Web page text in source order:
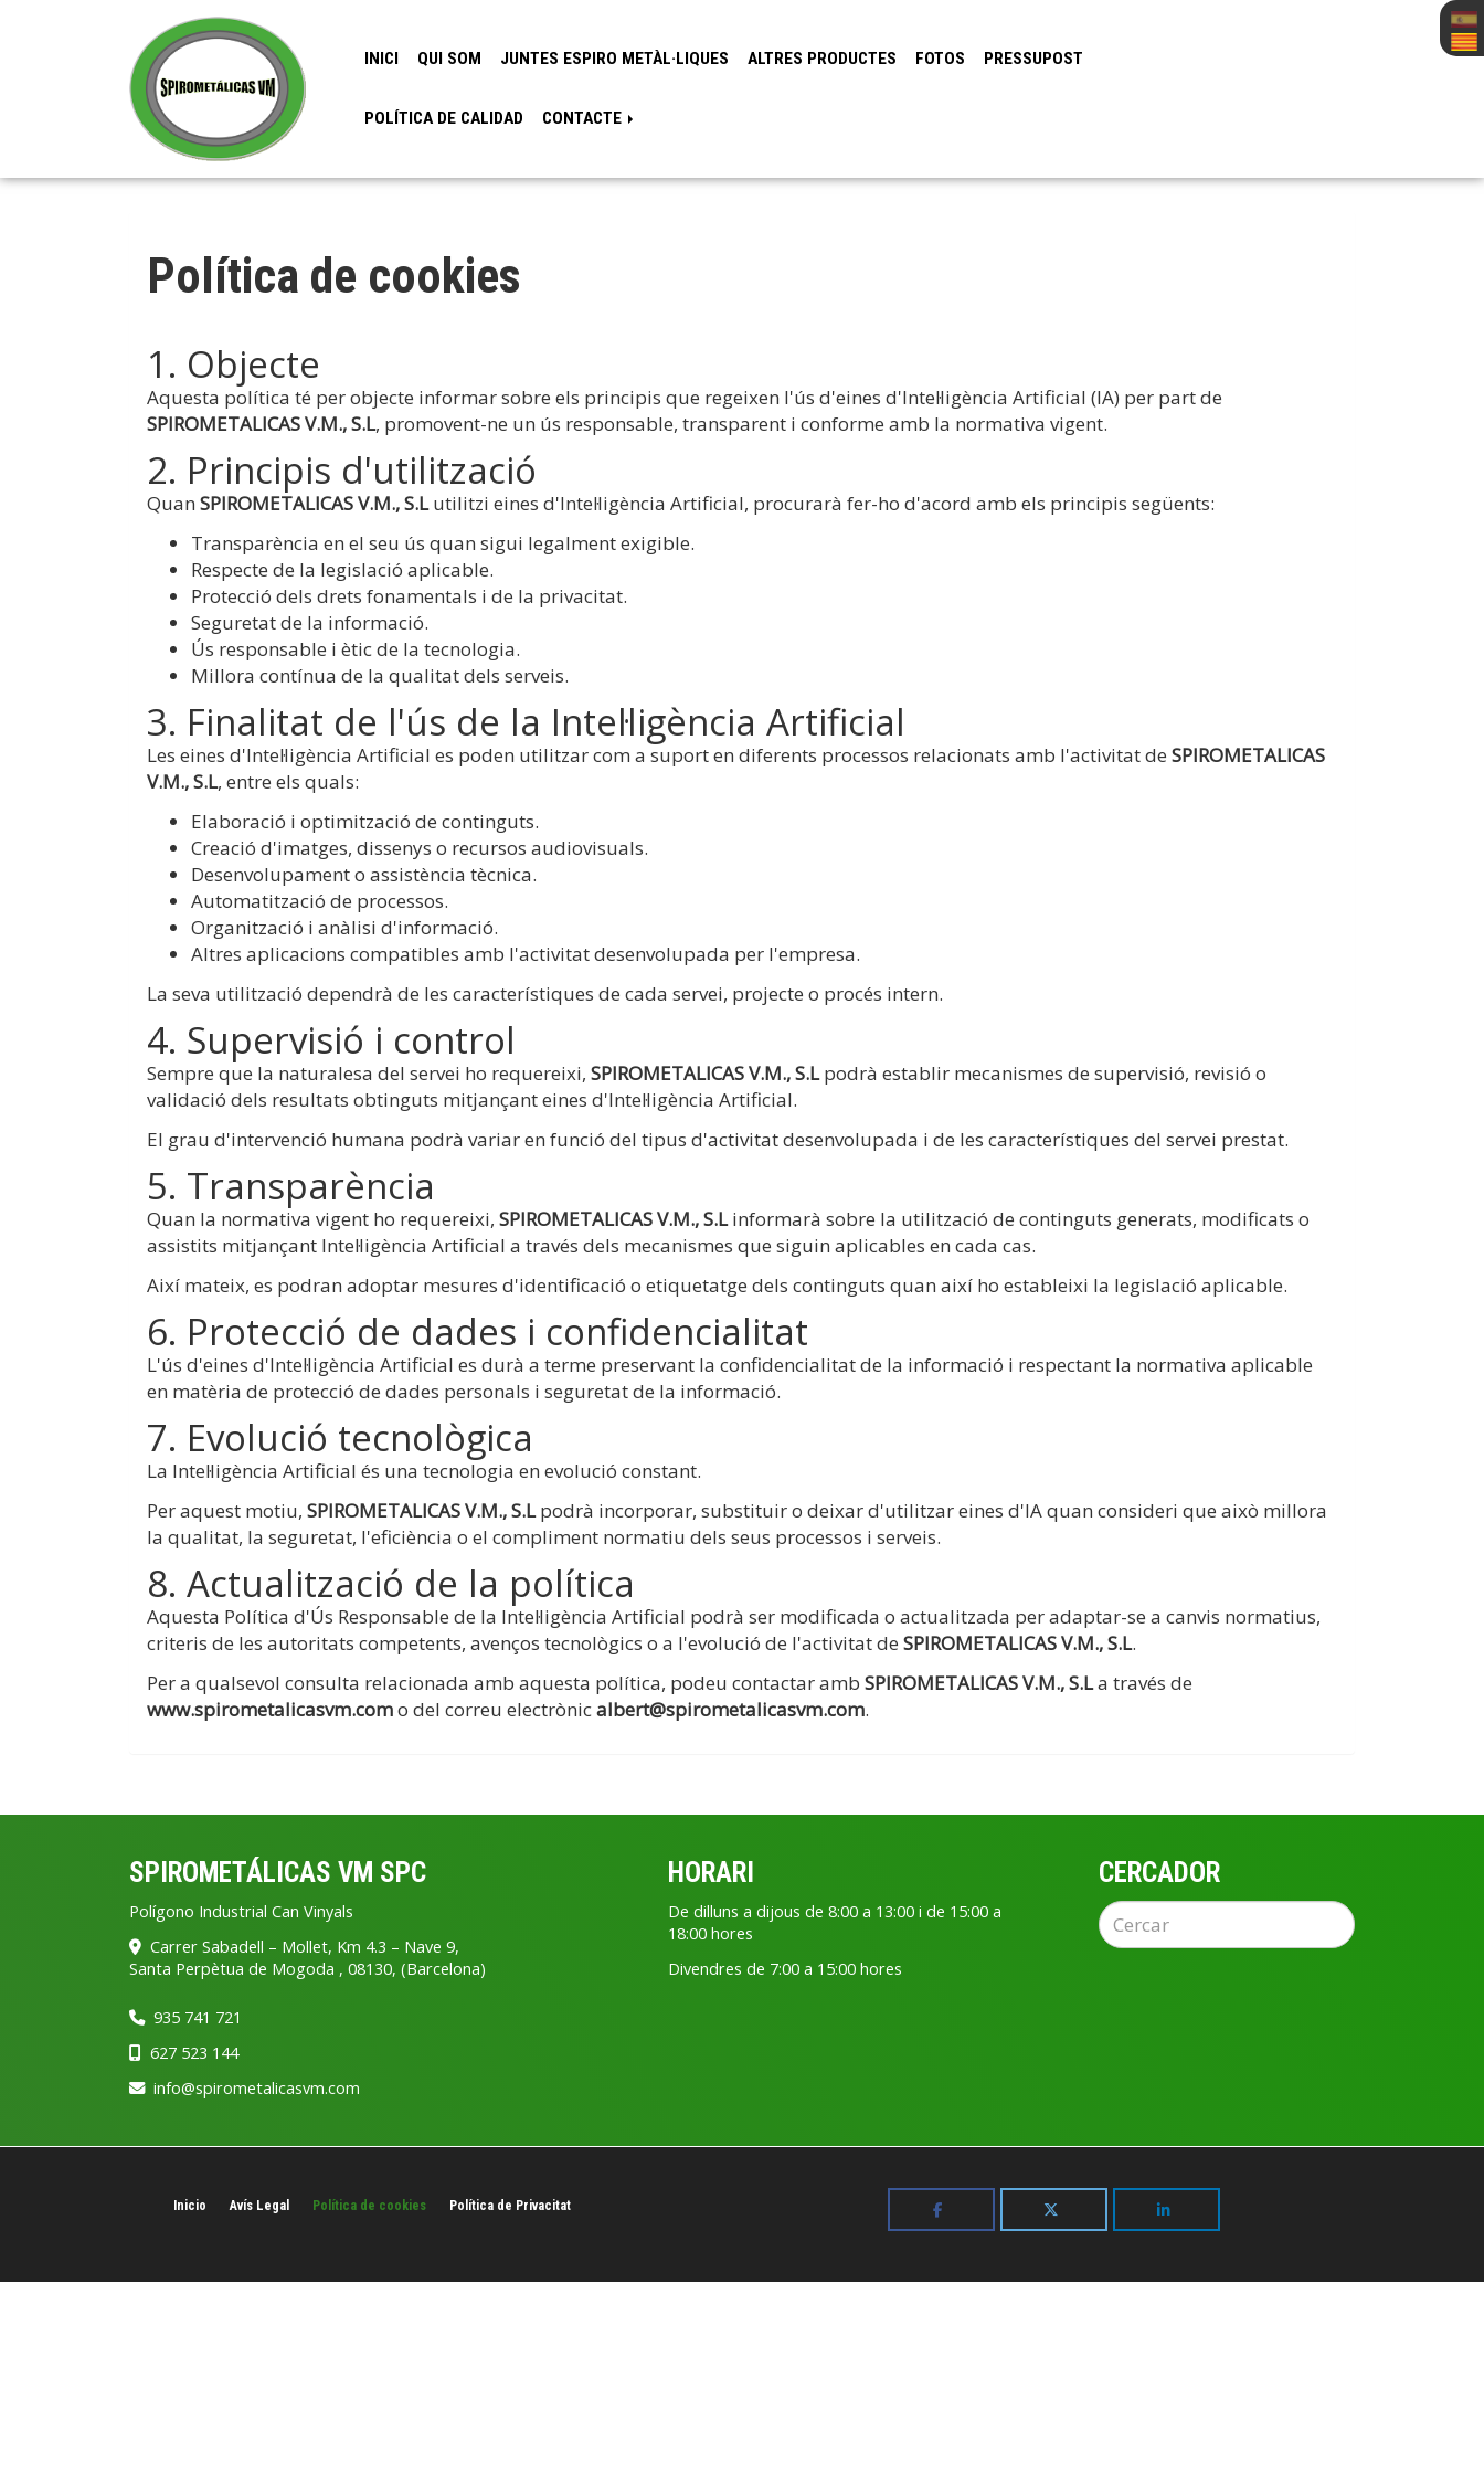
INICI QUI SOM JUNTES ESPIRO METÀL·LIQUES ALTRES PRODUCTES FOTOS PRESSUPOST
POLÍTICA DE CALIDAD CONTACTE
Política de cookies
1. Objecte
Aquesta política té per objecte informar sobre els principis que regeixen l'ús d'eines d'Intel·ligència Artificial (IA) per part de
SPIROMETALICAS V.M., S.L, promovent-ne un ús responsable, transparent i conforme amb la normativa vigent.
2. Principis d'utilització
Quan SPIROMETALICAS V.M., S.Lutilitzi eines d'Intel·ligència Artificial, procurarà fer-ho d'acord amb els principis següents:
Transparència en el seu ús quan sigui legalment exigible.
Respecte de la legislació aplicable.
Protecció dels drets fonamentals i de la privacitat.
Seguretat de la informació.
Ús responsable i ètic de la tecnologia.
Millora contínua de la qualitat dels serveis.
3. Finalitat de l'ús de la Intel·ligència Artificial
Les eines d'Intel·ligència Artificial es poden utilitzar com a suport en diferents processos relacionats amb l'activitat de SPIROMETALICAS
V.M., S.L, entre els quals:
Elaboració i optimització de continguts.
Creació d'imatges, dissenys o recursos audiovisuals.
Desenvolupament o assistència tècnica.
Automatització de processos.
Organització i anàlisi d'informació.
Altres aplicacions compatibles amb l'activitat desenvolupada per l'empresa.
La seva utilització dependrà de les característiques de cada servei, projecte o procés intern.
4. Supervisió i control
Sempre que la naturalesa del servei ho requereixi, SPIROMETALICAS V.M., S.Lpodrà establir mecanismes de supervisió, revisió o
validació dels resultats obtinguts mitjançant eines d'Intel·ligència Artificial.
El grau d'intervenció humana podrà variar en funció del tipus d'activitat desenvolupada i de les característiques del servei prestat.
5. Transparència
Quan la normativa vigent ho requereixi, SPIROMETALICAS V.M., S.Linformarà sobre la utilització de continguts generats, modificats o
assistits mitjançant Intel·ligència Artificial a través dels mecanismes que siguin aplicables en cada cas.
Així mateix, es podran adoptar mesures d'identificació o etiquetatge dels continguts quan així ho estableixi la legislació aplicable.
6. Protecció de dades i confidencialitat
L'ús d'eines d'Intel·ligència Artificial es durà a terme preservant la confidencialitat de la informació i respectant la normativa aplicable
en matèria de protecció de dades personals i seguretat de la informació.
7. Evolució tecnològica
La Intel·ligència Artificial és una tecnologia en evolució constant.
Per aquest motiu, SPIROMETALICAS V.M., S.Lpodrà incorporar, substituir o deixar d'utilitzar eines d'IA quan consideri que això millora
la qualitat, la seguretat, l'eficiència o el compliment normatiu dels seus processos i serveis.
8. Actualització de la política
Aquesta Política d'Ús Responsable de la Intel·ligència Artificial podrà ser modificada o actualitzada per adaptar-se a canvis normatius,
criteris de les autoritats competents, avenços tecnològics o a l'evolució de l'activitat de SPIROMETALICAS V.M., S.L.
Per a qualsevol consulta relacionada amb aquesta política, podeu contactar amb SPIROMETALICAS V.M., S.La través de
www.spirometalicasvm.como del correu electrònicalbert@spirometalicasvm.com.
SPIROMETÁLICAS VM SPC
Polígono Industrial Can Vinyals
Carrer Sabadell – Mollet, Km 4.3 – Nave 9,
Santa Perpètua de Mogoda , 08130, (Barcelona)
935 741 721
627 523 144
info
spirometalicasvm.com
HORARI
De dilluns a dijous de 8:00 a 13:00 i de 15:00 a
18:00 hores
Divendres de 7:00 a 15:00 hores
CERCADOR
Inicio Avís Legal Política de cookies Política de Privacitat